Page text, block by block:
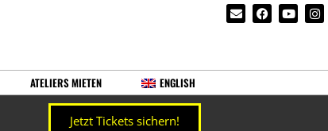
ATELIERS MIETEN ENGLISH
Jetzt Tickets sichern!